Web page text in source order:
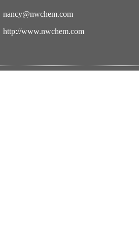
nancy@nwchem.com
http://www.nwchem.com